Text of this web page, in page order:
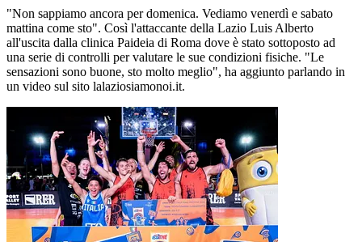
"Non sappiamo ancora per domenica. Vediamo venerdì e sabato
mattina come sto". Così l'attaccante della Lazio Luis Alberto
all'uscita dalla clinica Paideia di Roma dove è stato sottoposto ad
una serie di controlli per valutare le sue condizioni fisiche. "Le
sensazioni sono buone, sto molto meglio", ha aggiunto parlando in
un video sul sito lalaziosiamonoi.it.